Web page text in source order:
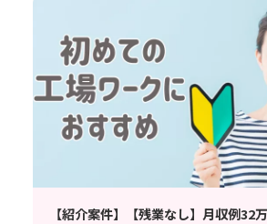
【紹介案件】【残業なし】月収例32